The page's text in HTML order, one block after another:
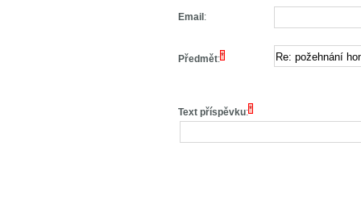
Email :
Předmět:*
Text příspěvku:*